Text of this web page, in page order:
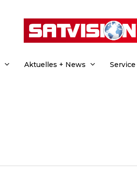
Aktuelles + News Service